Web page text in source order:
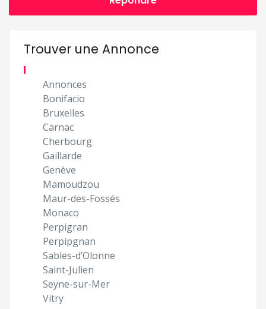
Trouver une Annonce
Annonces
Bonifacio
Bruxelles
Carnac
Cherbourg
Gaillarde
Genève
Mamoudzou
Maur-des-Fossés
Monaco
Perpigran
Perpipgnan
Sables-d’Olonne
Saint-Julien
Seyne-sur-Mer
Vitry